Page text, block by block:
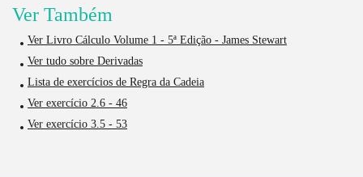
Ver Também
Ver Livro Cálculo Volume 1 - 5ª Edição - James Stewart
Ver tudo sobre Derivadas
Lista de exercícios de Regra da Cadeia
Ver exercício 2.6 - 46
Ver exercício 3.5 - 53